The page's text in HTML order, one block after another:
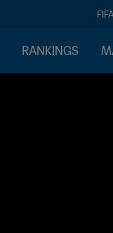
RANKINGS